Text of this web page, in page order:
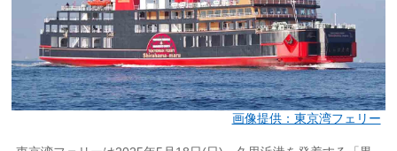
画像提供：東京湾フェリー